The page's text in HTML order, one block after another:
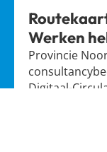
Werken
slimmer
Provincie
Digitaal-